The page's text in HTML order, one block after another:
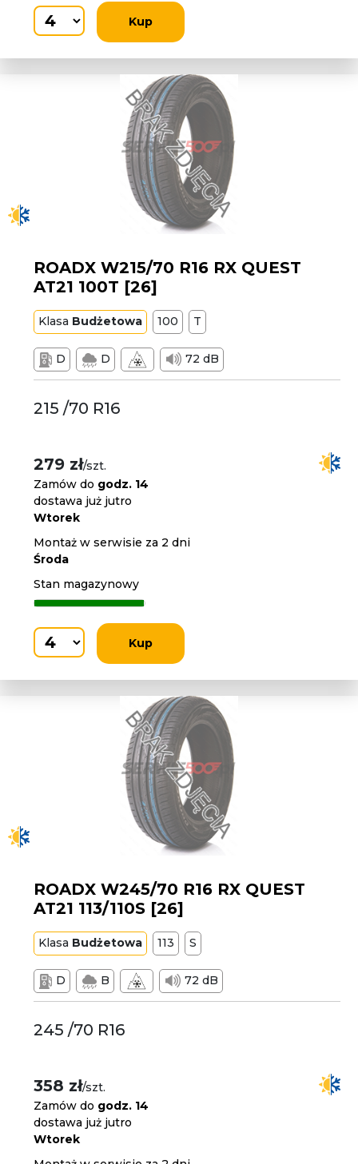
Kup
ROADX W215/70 R16 RX QUEST
AT21 100T [26]
Klasa Budżetowa 100 T
D D 72 dB
215 /70 R16
279 zł/szt.
Zamów do godz. 14
dostawa już jutro
Wtorek
Montaż w serwisie za 2 dni
Środa
Stan magazynowy
Kup
ROADX W245/70 R16 RX QUEST
AT21 113/110S [26]
Klasa Budżetowa 113 S
D B 72 dB
245 /70 R16
358 zł/szt.
Zamów do godz. 14
dostawa już jutro
Wtorek